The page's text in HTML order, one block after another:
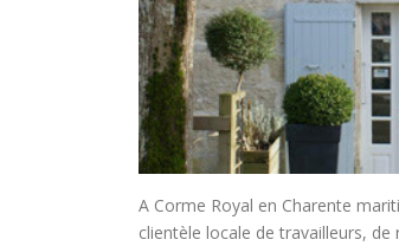
A Corme Royal en Charente
clientèle locale de travailleurs,